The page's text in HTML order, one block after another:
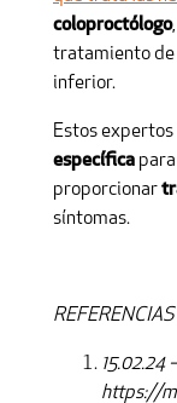
coloproctólogo
tratamiento
inferior.
Estos
específica
proporcionar
síntomas.
REFERENCIAS
15.02.24
https://